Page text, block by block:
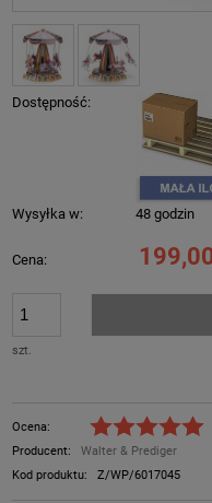
Dostępność:
Wysyłka w: 48 godzin
Cena:
szt.
Ocena:
Producent:
Walter & Prediger
Kod produktu:
Z/WP/6017045